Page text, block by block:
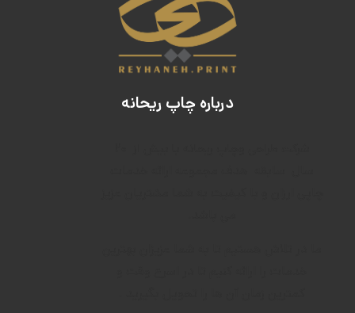
درباره چاپ ریحانه